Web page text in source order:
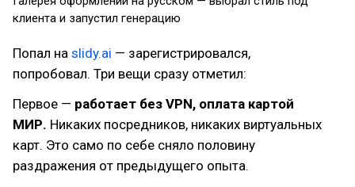
клиента и запустил генерацию
Попал на slidy.ai — зарегистрировался,
попробовал. Три вещи сразу отметил:
Первое — работает без VPN, оплата картой
МИР. Никаких посредников, никаких виртуальных
карт. Это само по себе сняло половину
раздражения от предыдущего опыта.